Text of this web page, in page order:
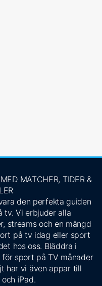
MATCHER, TIDER &
den perfekta guiden
tv. Vi erbjuder alla
streams och en mängd
på tv idag eller sport
hos oss. Bläddra i
sport på TV månader
har vi även appar till
iPad.